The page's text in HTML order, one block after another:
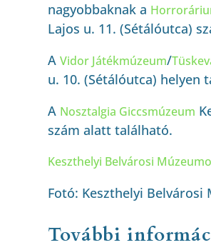
nagyobbaknak a
Lajos u. 11. (Sétálóutca)
AVidor Játékmúzeum/
u. 10. (Sétálóutca) helyen
A Nosztalgia Giccsmúzeum
szám alatt található.
Keszthelyi Belvárosi
Fotó: Keszthelyi Belvárosi
További